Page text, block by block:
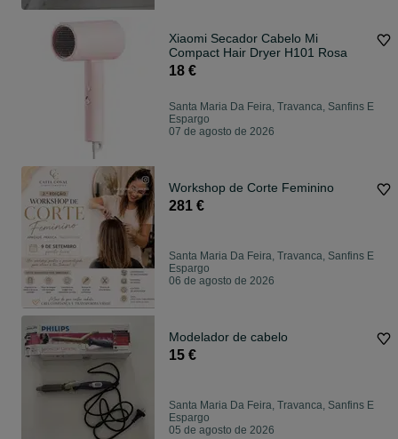
Xiaomi Secador Cabelo Mi
Compact Hair Dryer H101 Rosa
18 €
Santa Maria Da Feira, Travanca, Sanfins E
Espargo
07 de agosto de 2026
Workshop de Corte Feminino
281 €
Santa Maria Da Feira, Travanca, Sanfins E
Espargo
06 de agosto de 2026
Modelador de cabelo
15 €
Santa Maria Da Feira, Travanca, Sanfins E
Espargo
05 de agosto de 2026